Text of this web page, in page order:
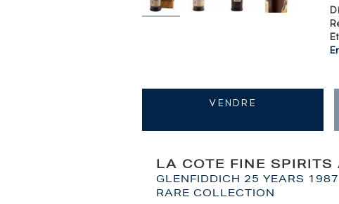
LA COTE FINE SPIRITS
GLENFIDDICH 25 YEARS
RARE COLLECTION
VENDRE